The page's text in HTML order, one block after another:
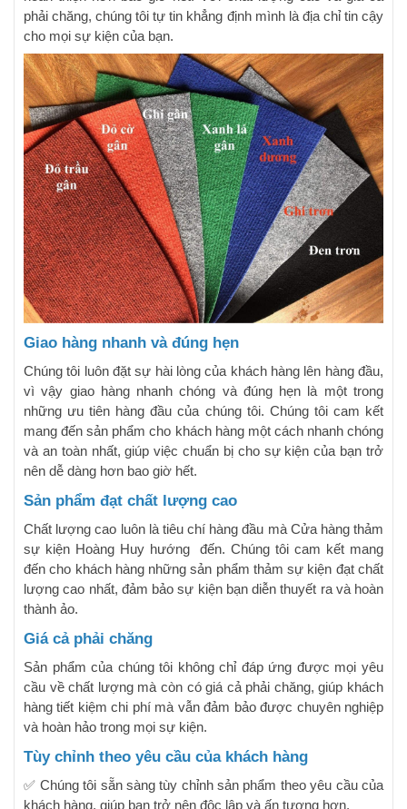
phải chăng, chúng tôi tự tin khẳng định mình là địa chỉ tin cậy
cho mọi sự kiện của bạn.
Giao hàng nhanh và đúng hẹn
Chúng tôi luôn đặt sự hài lòng của khách hàng lên hàng đầu,
vì vậy giao hàng nhanh chóng và đúng hẹn là một trong
những ưu tiên hàng đầu của chúng tôi. Chúng tôi cam kết
mang đến sản phẩm cho khách hàng một cách nhanh chóng
và an toàn nhất, giúp việc chuẩn bị cho sự kiện của bạn trở
nên dễ dàng hơn bao giờ hết.
Sản phẩm đạt chất lượng cao
Chất lượng cao luôn là tiêu chí hàng đầu mà Cửa hàng thảm
sự kiện Hoàng Huy hướng đến. Chúng tôi cam kết mang
đến cho khách hàng những sản phẩm thảm sự kiện đạt chất
lượng cao nhất, đảm bảo sự kiện bạn diễn thuyết ra và hoàn
thành ảo.
Giá cả phải chăng
Sản phẩm của chúng tôi không chỉ đáp ứng được mọi yêu
cầu về chất lượng mà còn có giá cả phải chăng, giúp khách
hàng tiết kiệm chi phí mà vẫn đảm bảo được chuyên nghiệp
và hoàn hảo trong mọi sự kiện.
Tùy chỉnh theo yêu cầu của khách hàng
✅ Chúng tôi sẵn sàng tùy chỉnh sản phẩm theo yêu cầu của
khách hàng, giúp bạn trở nên độc lập và ấn tượng hơn.